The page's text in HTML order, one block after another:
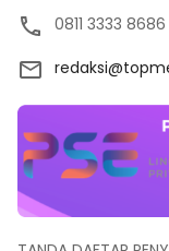
0811 3333 8686